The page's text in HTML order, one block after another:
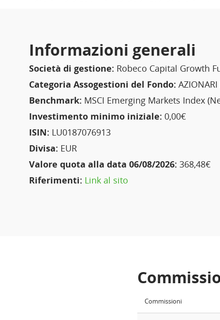
Informazioni generali
Società di gestione: Robeco Capital Growth
Categoria Assogestioni del Fondo: AZIONARI
Benchmark: MSCI Emerging Markets Index
Investimento minimo iniziale: 0,00€
ISIN: LU0187076913
Divisa: EUR
Valore quota alla data 06/08/2026: 368,48€
Riferimenti: Link al sito
Commissioni